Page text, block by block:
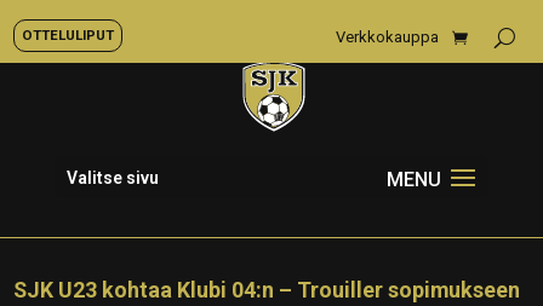
OTTELULIPUT Verkkokauppa
Valitse sivu
SJK U23 kohtaa Klubi 04:n – Trouiller sopimukseen